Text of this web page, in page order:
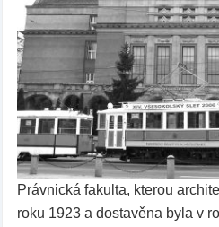
Právnická fakulta, kterou
roku 1923 a dostavěna byla v